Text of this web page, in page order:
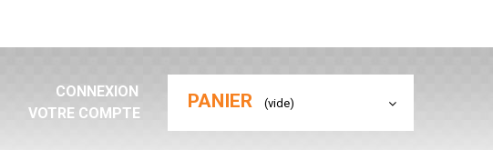
PANIER (vide)
CONNEXION
VOTRE COMPTE